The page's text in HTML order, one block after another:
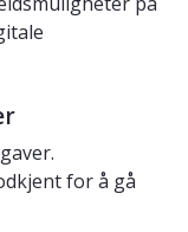
for å gå